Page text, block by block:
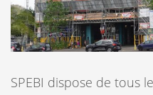
SPEBI dispose de tous